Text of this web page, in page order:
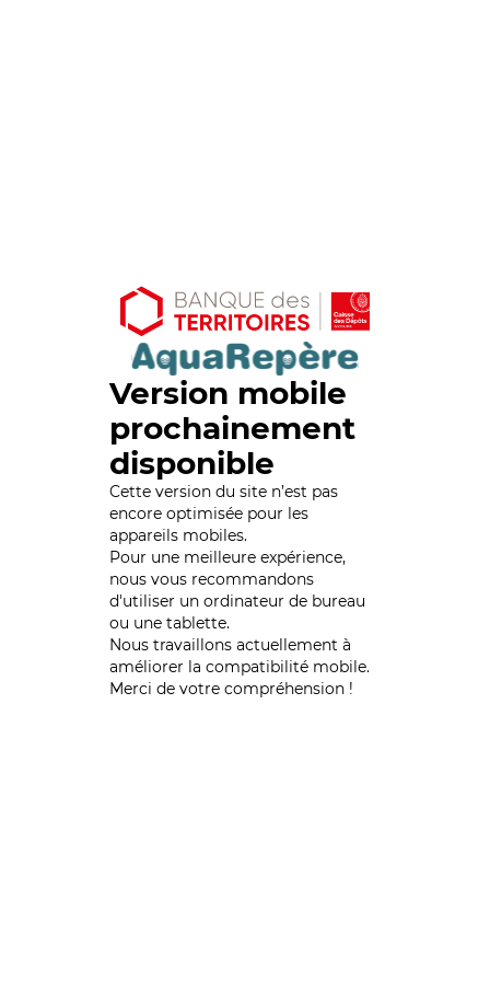
Version mobile
prochainement
disponible
Cette version du site n’est pas
encore optimisée pour les
appareils mobiles.
Pour une meilleure expérience,
nous vous recommandons
d'utiliser un ordinateur de bureau
ou une tablette.
Nous travaillons actuellement à
améliorer la compatibilité mobile.
Merci de votre compréhension !